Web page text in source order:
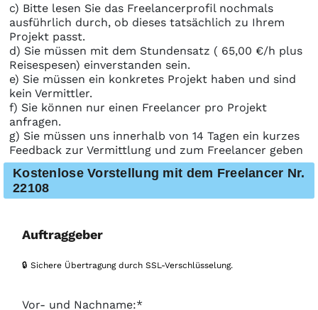
c) Bitte lesen Sie das Freelancerprofil nochmals
ausführlich durch, ob dieses tatsächlich zu Ihrem
Projekt passt.
d) Sie müssen mit dem Stundensatz ( 65,00 €/h plus
Reisespesen) einverstanden sein.
e) Sie müssen ein konkretes Projekt haben und sind
kein Vermittler.
f) Sie können nur einen Freelancer pro Projekt
anfragen.
g) Sie müssen uns innerhalb von 14 Tagen ein kurzes
Feedback zur Vermittlung und zum Freelancer geben
Kostenlose Vorstellung mit dem Freelancer Nr.
22108
Auftraggeber
🔒 Sichere Übertragung durch SSL-Verschlüsselung.
Vor- und Nachname:*